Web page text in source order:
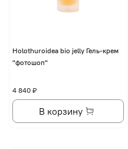
Holothuroidea bio jelly Гель-крем
"фотошоп"
4 840 ₽
В корзину